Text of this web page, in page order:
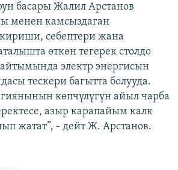
сайттары
басары Жалил Арстанов
менен камсыздаган
себептери жана
өткөн тегерек столдо
электр энергисын
тескери багытта болууда.
көпчүлүгүн айыл чарба
азыр карапайым калк
жатат”, - дейт Ж. Арстанов.